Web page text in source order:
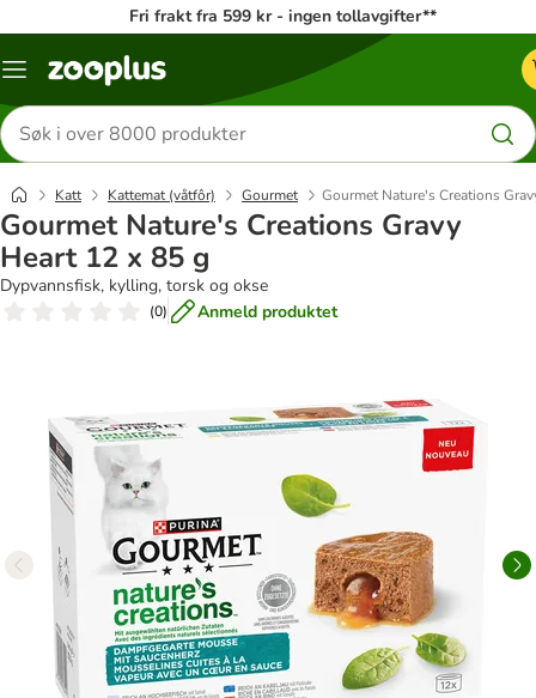
Fri frakt fra 599 kr - ingen tollavgifter**
Katalogmeny
Søk
etter
produkter
Katt Kattemat (våtfôr) Gourmet Gourmet Nature's Creations
Gourmet Nature's Creations Gravy
Heart 12 x 85 g
Dypvannsfisk, kylling, torsk og okse
(0) Anmeld produktet